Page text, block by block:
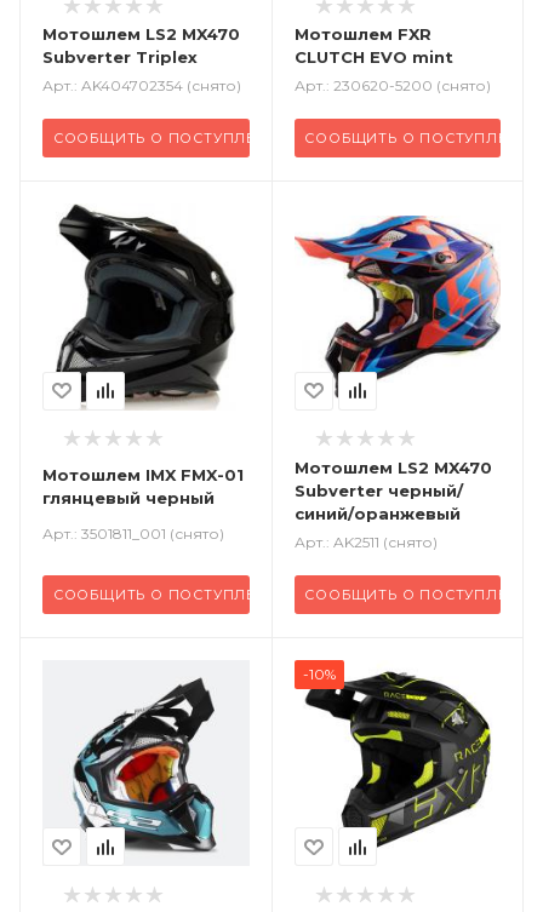
Мотошлем LS2 MX470
Subverter Triplex
Арт.: AK404702354 (снято)
СООБЩИТЬ О ПОСТУПЛЕНИИ
Мотошлем FXR
CLUTCH EVO mint
Арт.: 230620-5200 (снято)
СООБЩИТЬ О ПОСТУПЛЕНИИ
Мотошлем IMX FMX-01
глянцевый черный
Арт.: 3501811_001 (снято)
СООБЩИТЬ О ПОСТУПЛЕНИИ
Мотошлем LS2 MX470
Subverter черный/
синий/оранжевый
Арт.: AK2511 (снято)
СООБЩИТЬ О ПОСТУПЛЕНИИ
-10%